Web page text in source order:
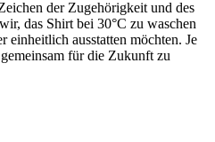
der Zugehörigkeit und des
das Shirt bei 30°C zu waschen
ausstatten möchten. Je
für die Zukunft zu